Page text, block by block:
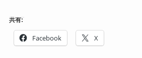
共有:
Facebook X